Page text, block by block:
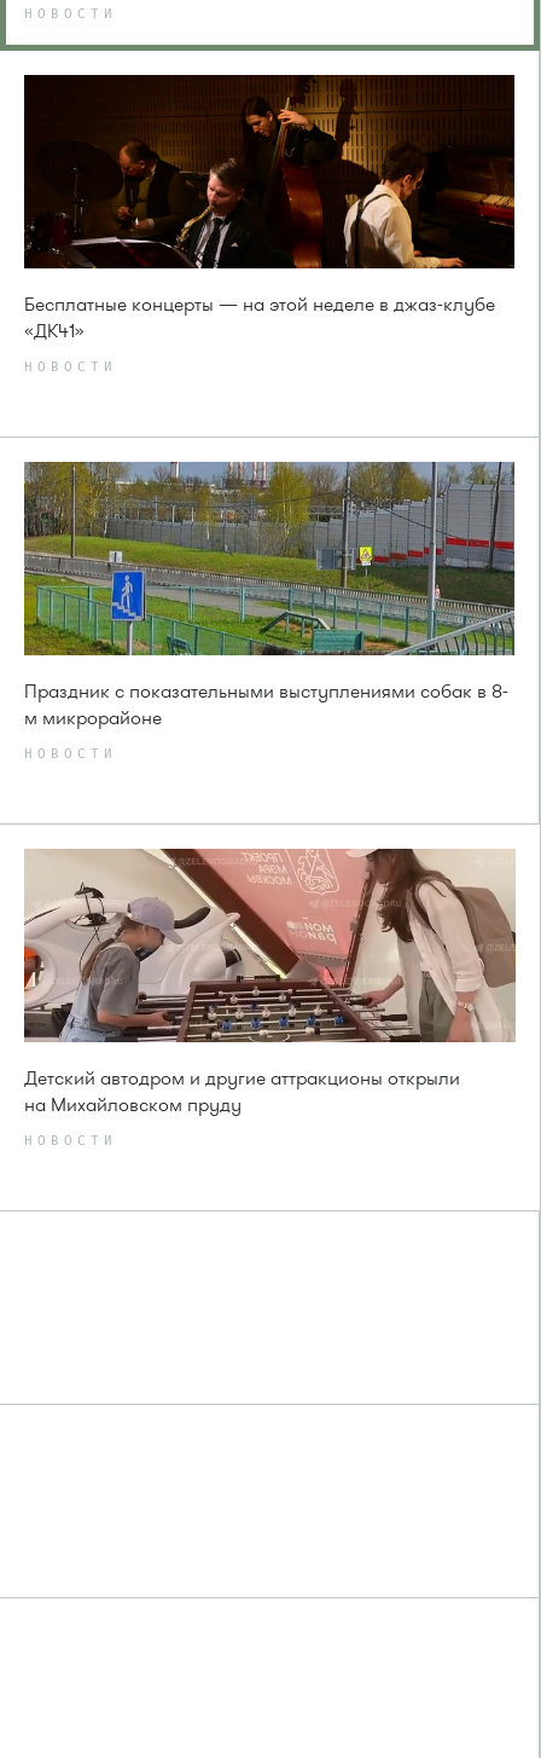
НОВОСТИ
Бесплатные концерты — на этой неделе в джаз-клубе
«ДК41»
НОВОСТИ
Праздник с показательными выступлениями собак в 8-
м микрорайоне
НОВОСТИ
Детский автодром и другие аттракционы открыли
на Михайловском пруду
НОВОСТИ